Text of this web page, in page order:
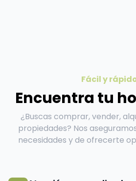
Fácil y
Encuentra tu
¿Buscas comprar, vender,
propiedades? Nos
necesidades y de ofrecerte